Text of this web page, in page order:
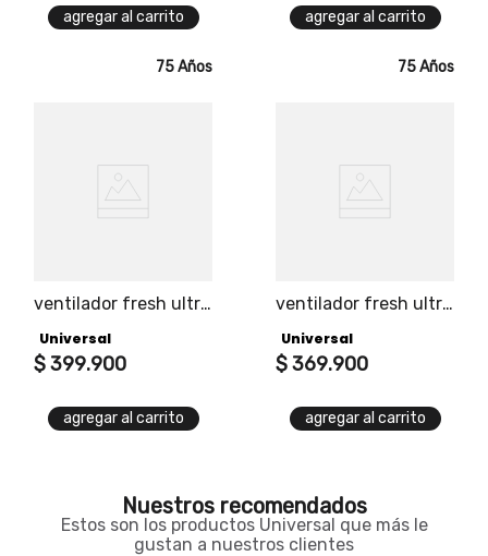
agregar al carrito agregar al carrito
75 Años
ventilador fresh ultra
remoto
Universal
$399.900
agregar al carrito
75 Años
ventilador fresh ultra
velocidades marca
universal
Universal
$369.900
agregar al carrito
Nuestros recomendados
Estos son los productos Universal que más le
gustan a nuestros clientes